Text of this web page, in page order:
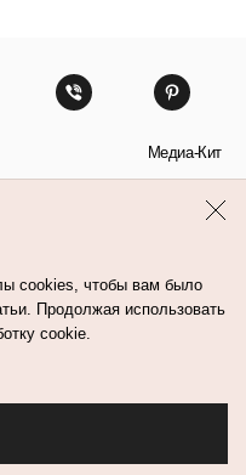
в спорте
Медиа-Кит
cookies, чтобы вам было
Продолжая использовать
cookie.